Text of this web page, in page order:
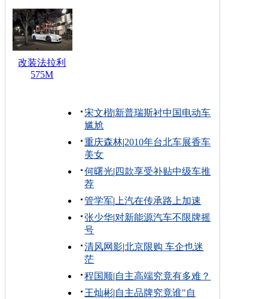
改装法拉利
575M
宋文楷|新普瑞斯衬中国电动车
尴尬
重庆森林|2010年台北车展香车
美女
何曙光| 四款享受补贴中级车推
荐
管学军| 上汽在传承路上加速
张少华|对新能源汽车不限牌摇
号
清风网影|北京限购 车企也迷
茫
程国顺|自主高端究竟有多难？
王灿彬|自主品牌究竟谁"自